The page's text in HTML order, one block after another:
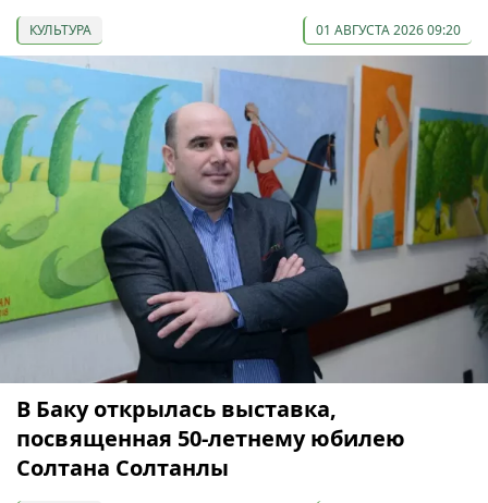
КУЛЬТУРА 01 АВГУСТА 2026 09:20
В Баку открылась выставка,
посвященная 50-летнему юбилею
Солтана Солтанлы